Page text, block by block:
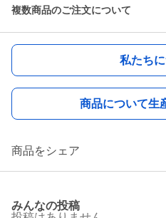
複数商品のご注文について
私たち
商品について生
商品をシェア
みんなの投稿